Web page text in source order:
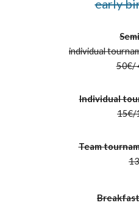
early
individual
50€/
Individual
15€/
Team
13